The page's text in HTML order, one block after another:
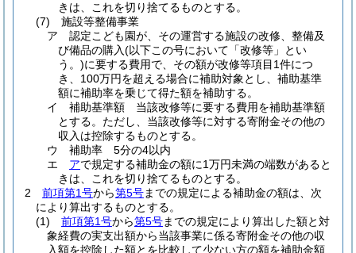
きは、これを切り捨てるものとする。
(7)
施設等整備事業
ア
認定こども園が、その運営する施設の改修、整備及
び備品の購入(以下この号において「改修等」とい
う。)に要する費用で、その額が改修等項目1件につ
き、100万円を超える場合に補助対象とし、補助基準
額に補助率を乗じて得た額を補助する。
イ
補助基準額 当該改修等に要する費用を補助基準額
とする。 ただし、当該改修等に対する寄附金その他の
収入は控除するものとする。
ウ
補助率 5分の4以内
エ
アで規定する補助金の額に1万円未満の端数があると
きは、これを切り捨てるものとする。
2
前項第1号から第5号までの規定による補助金の額は、次
により算出するものとする。
(1)
前項第1号から第5号までの規定により算出した額と対
象経費の実支出額から当該事業に係る寄附金その他の収
入額を控除した額とを比較して少ない方の額を補助金額